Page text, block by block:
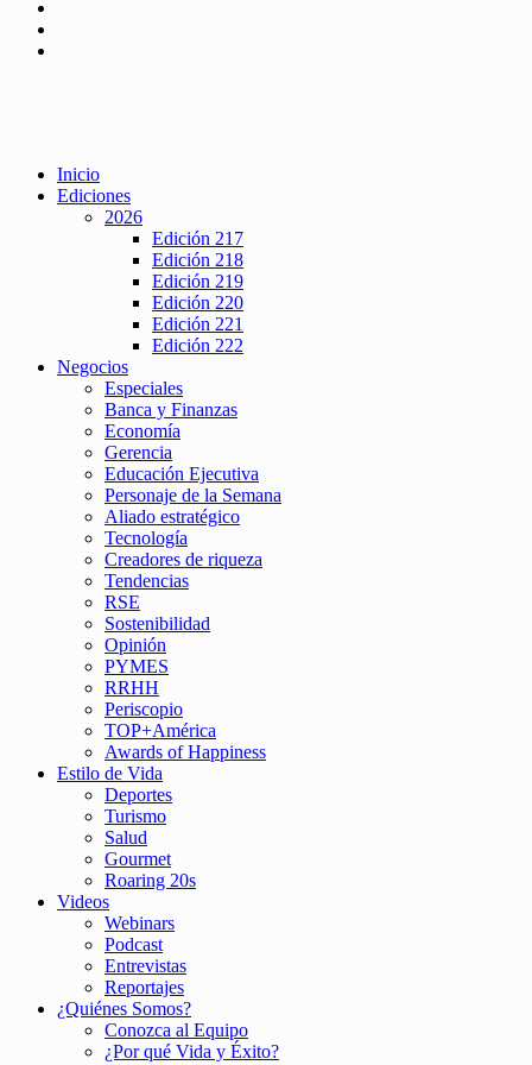
Inicio
Ediciones
2026
Edición 217
Edición 218
Edición 219
Edición 220
Edición 221
Edición 222
Negocios
Especiales
Banca y Finanzas
Economía
Gerencia
Educación Ejecutiva
Personaje de la Semana
Aliado estratégico
Tecnología
Creadores de riqueza
Tendencias
RSE
Sostenibilidad
Opinión
PYMES
RRHH
Periscopio
TOP+América
Awards of Happiness
Estilo de Vida
Deportes
Turismo
Salud
Gourmet
Roaring 20s
Videos
Webinars
Podcast
Entrevistas
Reportajes
¿Quiénes Somos?
Conozca al Equipo
¿Por qué Vida y Éxito?